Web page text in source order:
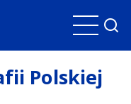
Polskiej